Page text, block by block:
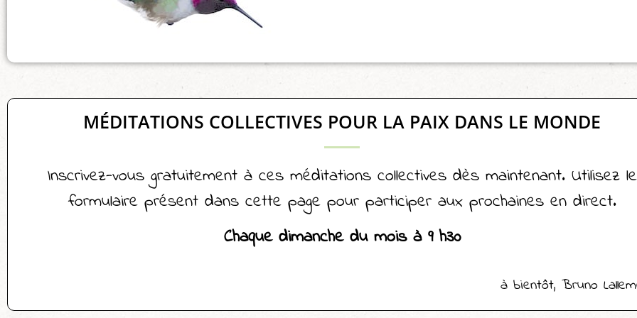
MÉDITATIONS COLLECTIVES POUR LA PAIX DANS LE MONDE
Inscrivez-vous gratuitement à ces méditations collectives dès maintenant. Utilisez le
formulaire présent dans cette page pour participer aux prochaines en direct.
Chaque dimanche du mois à 9 h30
à bientôt, Bruno